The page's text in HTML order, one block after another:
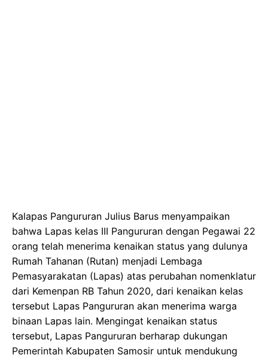
Kalapas Pangururan Julius Barus menyampaikan
bahwa Lapas kelas III Pangururan dengan Pegawai 22
orang telah menerima kenaikan status yang dulunya
Rumah Tahanan (Rutan) menjadi Lembaga
Pemasyarakatan (Lapas) atas perubahan nomenklatur
dari Kemenpan RB Tahun 2020, dari kenaikan kelas
tersebut Lapas Pangururan akan menerima warga
binaan Lapas lain. Mengingat kenaikan status
tersebut, Lapas Pangururan berharap dukungan
Pemerintah Kabupaten Samosir untuk mendukung